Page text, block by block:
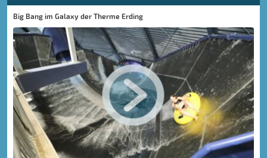
Big Bang im Galaxy der Therme Erding